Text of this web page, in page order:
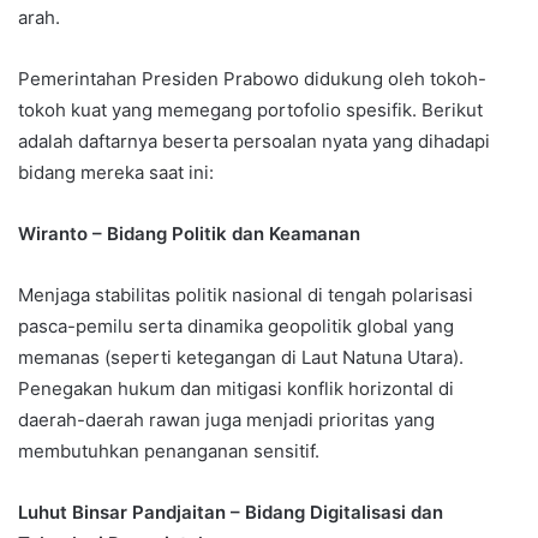
arah.
Pemerintahan Presiden Prabowo didukung oleh tokoh-
tokoh kuat yang memegang portofolio spesifik. Berikut
adalah daftarnya beserta persoalan nyata yang dihadapi
bidang mereka saat ini:
Wiranto – Bidang Politik dan Keamanan
Menjaga stabilitas politik nasional di tengah polarisasi
pasca-pemilu serta dinamika geopolitik global yang
memanas (seperti ketegangan di Laut Natuna Utara).
Penegakan hukum dan mitigasi konflik horizontal di
daerah-daerah rawan juga menjadi prioritas yang
membutuhkan penanganan sensitif.
Luhut Binsar Pandjaitan – Bidang Digitalisasi dan